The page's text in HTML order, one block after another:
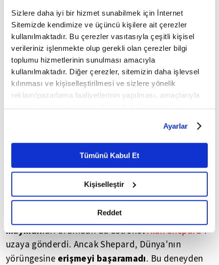
Sizlere daha iyi bir hizmet sunabilmek için İnternet
Sitemizde kendimize ve üçüncü kişilere ait çerezler
kullanılmaktadır. Bu çerezler vasıtasıyla çeşitli kişisel
verileriniz işlenmekte olup gerekli olan çerezler bilgi
toplumu hizmetlerinin sunulması amacıyla
kullanılmaktadır. Diğer çerezler, sitemizin daha işlevsel
kılınması ve kişiselleştirilmesi ve sizlere yönelik
reklam/pazarlama faaliyetlerinin yapılması, amaçlarıyla
sınırlı olarak açık rızanız dahilinde kullanılacaktır.
belirleyebilirsiniz. Çerezlere ilişkin detaylı bilgi için
Ayarlar butonuna tıklayabilir,Çerez Bilgilendirme
Metnimizi ziyaret edebilirsiniz.
6698 sayılı Kişisel Verilerin Korunması Kanunu uyarınca
okumak ve sitemizi ziyaretiniz kapsamında
gerçekleştirilen veri işleme faaliyetleri ile ilgili daha
detaylı bilgi almak için lütfentıklayınız.
Ayarlar
Tümünü Kabul Et
Kişiselleştir
Reddet
🛰 Aynı yıl içinde NASA,Merkür Projesi
çerçevesinde ürettiği uzay araçlarıyla önce
maymunları ardından da astronotAlan Shepard'ı
uzaya gönderdi. Ancak Shepard, Dünya'nın
yörüngesine erişmeyi başaramadı. Bu deneyden